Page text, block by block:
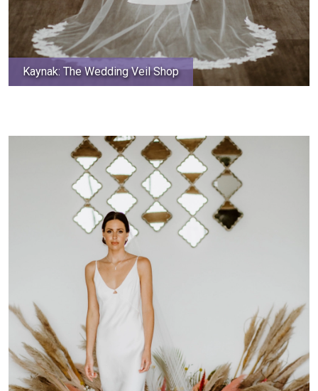
Kaynak: The Wedding Veil Shop